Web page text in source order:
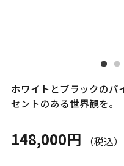
ホワイトとブラックのバ
セントのある世界観を。
148,000円 （税込）